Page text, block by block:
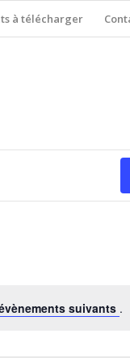
à télécharger
suivants .